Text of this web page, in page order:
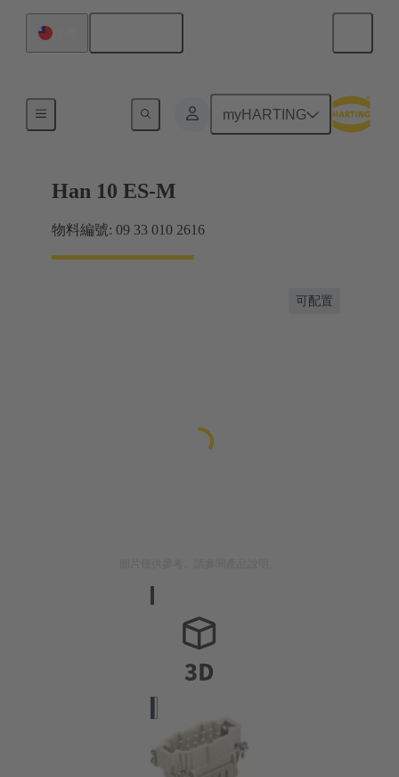
myHARTING
電流高達 16 A
Han 10 ES-M
物料編號: 09 33 010 2616
可配置